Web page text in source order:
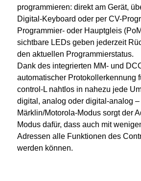
programmieren: direkt am Gerät,
Digital-Keyboard oder per CV-
Programmier- oder Hauptgleis
sichtbare LEDs geben jederzeit
den aktuellen Programmierstatus.
Dank des integrierten MM- und
automatischer Protokollerkennung
control-L nahtlos in nahezu jede
digital, analog oder digital-analog
Märklin/Motorola-Modus sorgt der
Modus dafür, dass auch mit
Adressen alle Funktionen des
werden können.